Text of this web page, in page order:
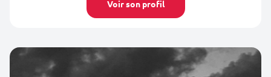
Voir son profil